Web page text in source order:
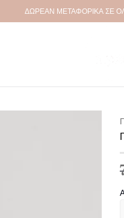
ΔΩΡΕΑΝ ΜΕΤΑΦΟΡΙΚΑ ΣΕ